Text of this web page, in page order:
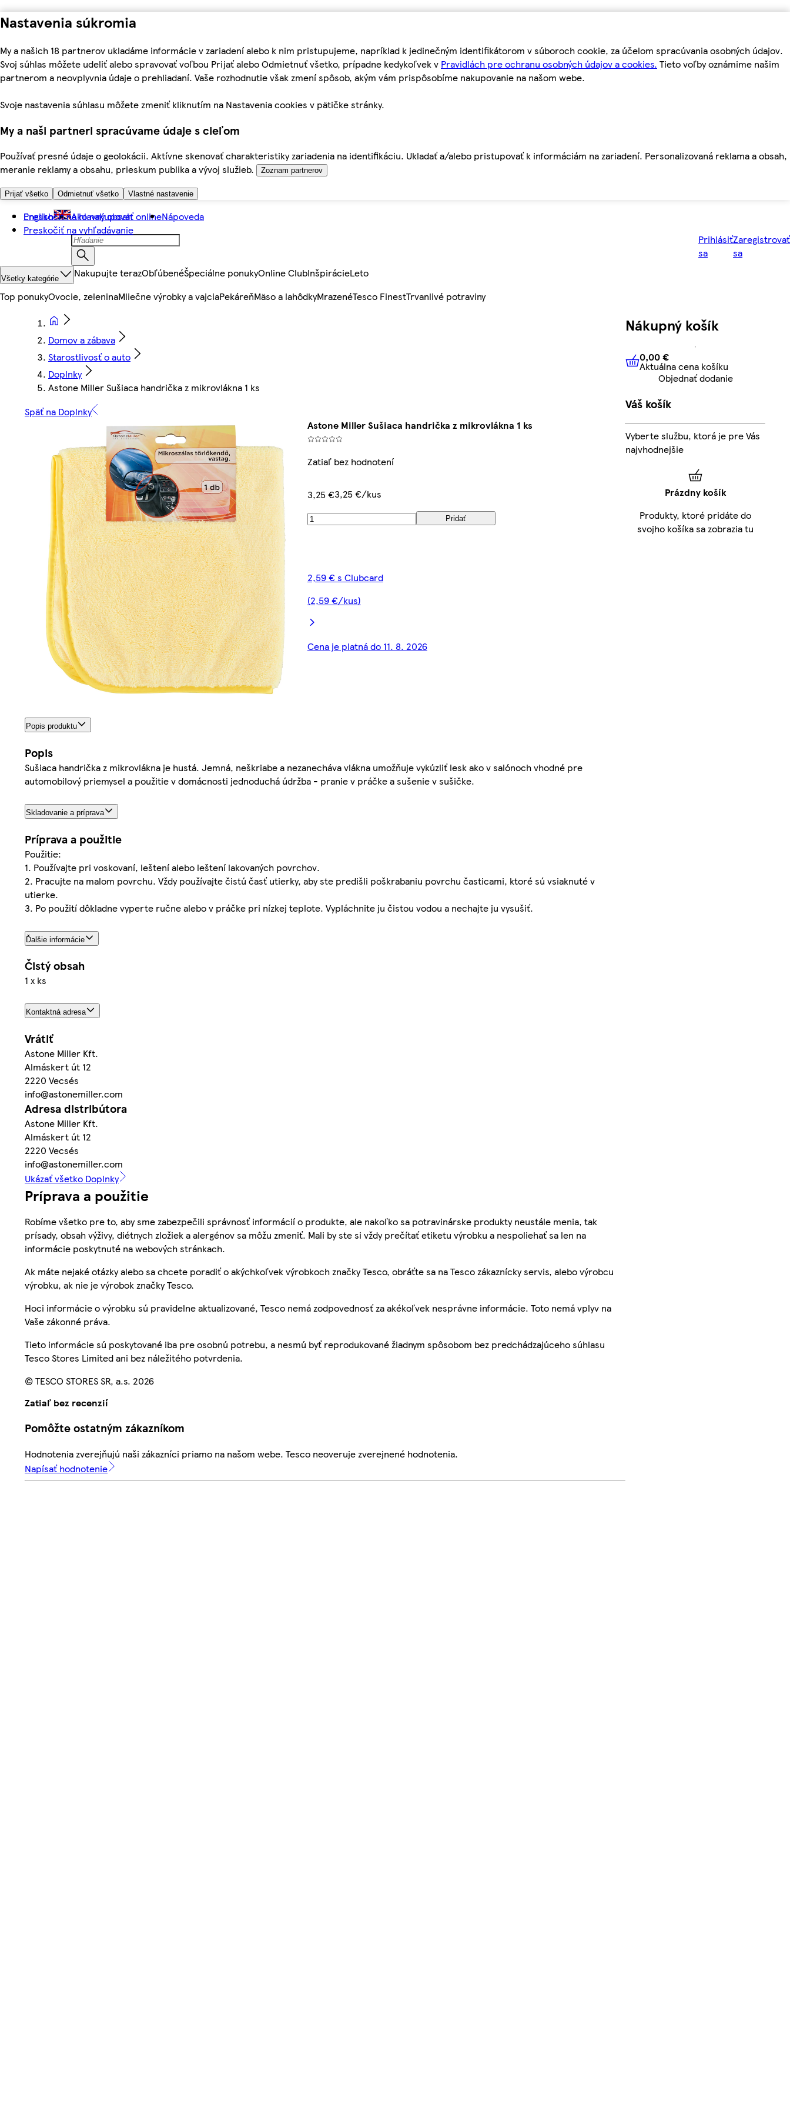
Nastavenia súkromia
My a našich 18 partnerov ukladáme informácie v zariadení alebo k nim pristupujeme, napríklad k jedinečným identifikátorom v súboroch cookie, za účelom spracúvania osobných údajov.
Svoj súhlas môžete udeliť alebo spravovať voľbou Prijať alebo Odmietnuť všetko, prípadne kedykoľvek v Pravidlách pre ochranu osobných údajov a cookies. Tieto voľby oznámime našim
partnerom a neovplyvnia údaje o prehliadaní. Vaše rozhodnutie však zmení spôsob, akým vám prispôsobíme nakupovanie na našom webe.
Svoje nastavenia súhlasu môžete zmeniť kliknutím na Nastavenia cookies v pätičke stránky.
My a naši partneri spracúvame údaje s cieľom
Používať presné údaje o geolokácii. Aktívne skenovať charakteristiky zariadenia na identifikáciu. Ukladať a/alebo pristupovať k informáciám na zariadení. Personalizovaná reklama a obsah,
meranie reklamy a obsahu, prieskum publika a vývoj služieb.
Zoznam partnerov
Prijať všetko Odmietnuť všetko Vlastné nastavenie
Preskočiť na hlavný obsah
Preskočiť na vyhľadávanie
English Ako nakupovať onlineNápoveda
Prihlásiť
sa
Zaregistrovať
sa
Všetky kategórie Nakupujte terazObľúbenéŠpeciálne ponukyOnline ClubInšpirácieLeto
Top ponukyOvocie, zeleninaMliečne výrobky a vajciaPekáreňMäso a lahôdkyMrazenéTesco FinestTrvanlivé potraviny
Domov a zábava
Starostlivosť o auto
Doplnky
Astone Miller Sušiaca handrička z mikrovlákna 1 ks
Späť na Doplnky
Astone Miller Sušiaca handrička z mikrovlákna 1 ks
Zatiaľ bez hodnotení
3,25 €3,25 €/kus
Pridať
2,59 € s Clubcard
(2,59 €/kus)
Cena je platná do 11. 8. 2026
Popis produktu
Popis
Sušiaca handrička z mikrovlákna je hustá. Jemná, neškriabe a nezanecháva vlákna umožňuje vykúzliť lesk ako v salónoch vhodné pre
automobilový priemysel a použitie v domácnosti jednoduchá údržba - pranie v práčke a sušenie v sušičke.
Skladovanie a príprava
Príprava a použitie
Použitie:
1. Používajte pri voskovaní, leštení alebo leštení lakovaných povrchov.
2. Pracujte na malom povrchu. Vždy používajte čistú časť utierky, aby ste predišli poškrabaniu povrchu časticami, ktoré sú vsiaknuté v
utierke.
3. Po použití dôkladne vyperte ručne alebo v práčke pri nízkej teplote. Vypláchnite ju čistou vodou a nechajte ju vysušiť.
Ďalšie informácie
Čistý obsah
1 x ks
Kontaktná adresa
Vrátiť
Astone Miller Kft.
Almáskert út 12
2220 Vecsés
info@astonemiller.com
Adresa distribútora
Astone Miller Kft.
Almáskert út 12
2220 Vecsés
info@astonemiller.com
Ukázať všetko Doplnky
Príprava a použitie
Robíme všetko pre to, aby sme zabezpečili správnosť informácií o produkte, ale nakoľko sa potravinárske produkty neustále menia, tak
prísady, obsah výživy, diétnych zložiek a alergénov sa môžu zmeniť. Mali by ste si vždy prečítať etiketu výrobku a nespoliehať sa len na
informácie poskytnuté na webových stránkach.
Ak máte nejaké otázky alebo sa chcete poradiť o akýchkoľvek výrobkoch značky Tesco, obráťte sa na Tesco zákaznícky servis, alebo výrobcu
výrobku, ak nie je výrobok značky Tesco.
Hoci informácie o výrobku sú pravidelne aktualizované, Tesco nemá zodpovednosť za akékoľvek nesprávne informácie. Toto nemá vplyv na
Vaše zákonné práva.
Tieto informácie sú poskytované iba pre osobnú potrebu, a nesmú byť reprodukované žiadnym spôsobom bez predchádzajúceho súhlasu
Tesco Stores Limited ani bez náležitého potvrdenia.
© TESCO STORES SR, a.s. 2026
Zatiaľ bez recenzií
Pomôžte ostatným zákazníkom
Hodnotenia zverejňujú naši zákazníci priamo na našom webe. Tesco neoveruje zverejnené hodnotenia.
Napísať hodnotenie
Nákupný košík
0,00 € Aktuálna cena košíku
0,00 €
Aktuálna cena košíku
Objednať dodanie
Váš košík
Vyberte službu, ktorá je pre Vás
najvhodnejšie
Prázdny košík
Produkty, ktoré pridáte do
svojho košíka sa zobrazia tu